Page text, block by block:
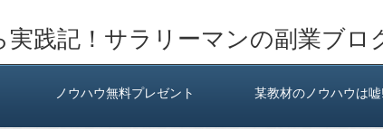
践記！サラリーマンの副業ブロ
ノウハウ無料プレゼント 某教材のノウハウは